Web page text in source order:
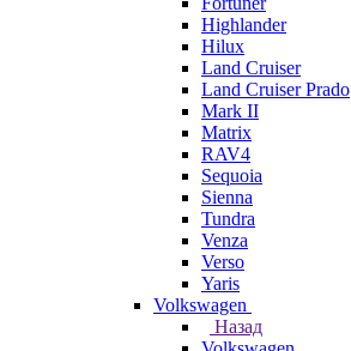
Highlander
Hilux
Land Cruiser
Land Cruiser Prado
Mark II
Matrix
RAV4
Sequoia
Sienna
Tundra
Venza
Verso
Yaris
Volkswagen
Назад